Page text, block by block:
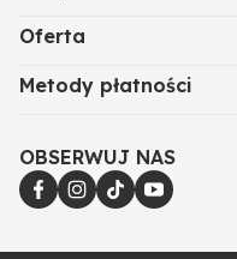
Oferta
Metody płatności
OBSERWUJ NAS